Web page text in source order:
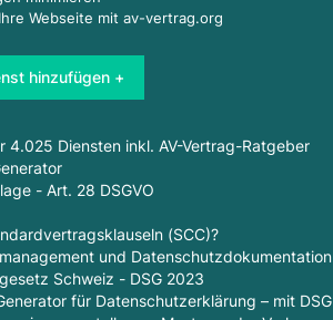
Webseite mit av-vertrag.org
hinzufügen +
4.025 Diensten inkl. AV-Vertrag-Ratgeber
- Art. 28 DSGVO
(SCC)?
und
Schweiz - DSG 2023
für Datenschutzerklärung – mit